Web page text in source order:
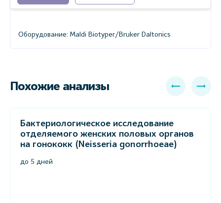
Оборудование: Maldi Biotyper/Bruker Daltonics
Похожие анализы
Бактериологическое исследование
отделяемого женских половых органов
на гонококк (Neisseria gonorrhoeae)
до 5 дней